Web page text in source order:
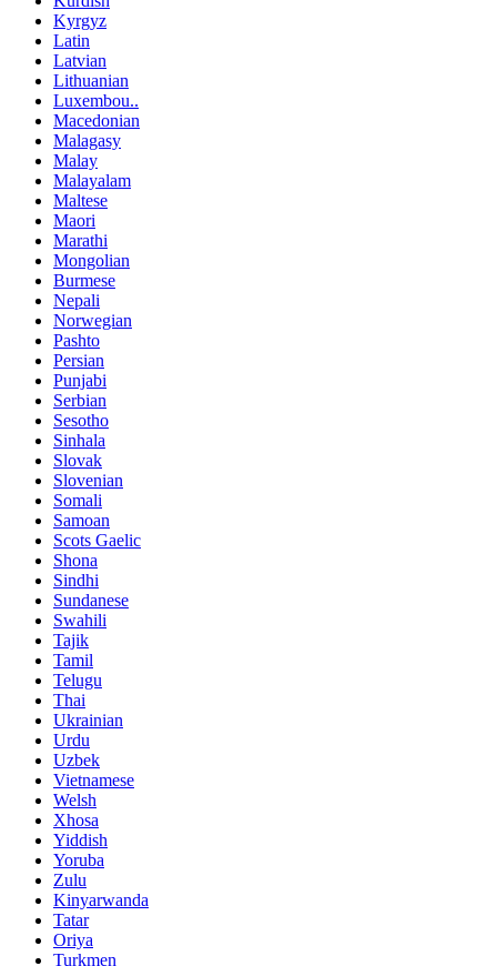
Kyrgyz
Latin
Latvian
Lithuanian
Luxembou..
Macedonian
Malagasy
Malay
Malayalam
Maltese
Maori
Marathi
Mongolian
Burmese
Nepali
Norwegian
Pashto
Persian
Punjabi
Serbian
Sesotho
Sinhala
Slovak
Slovenian
Somali
Samoan
Scots Gaelic
Shona
Sindhi
Sundanese
Swahili
Tajik
Tamil
Telugu
Thai
Ukrainian
Urdu
Uzbek
Vietnamese
Welsh
Xhosa
Yiddish
Yoruba
Zulu
Kinyarwanda
Tatar
Oriya
Turkmen